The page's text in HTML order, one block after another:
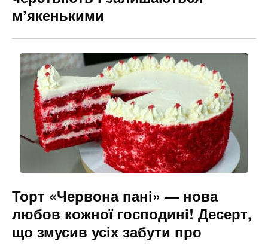
мʼякенькими
Торт «Червона пані» — нова
любов кожної господині! Десерт,
що змусив усіх забути про